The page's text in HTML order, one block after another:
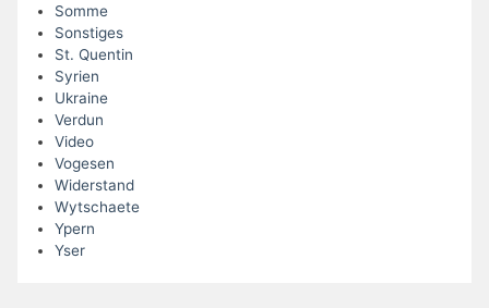
Somme
Sonstiges
St. Quentin
Syrien
Ukraine
Verdun
Video
Vogesen
Widerstand
Wytschaete
Ypern
Yser